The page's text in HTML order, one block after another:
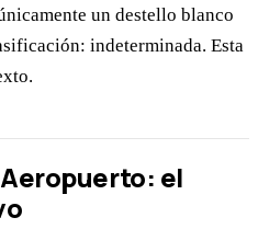
un destello blanco
indeterminada. Esta
el